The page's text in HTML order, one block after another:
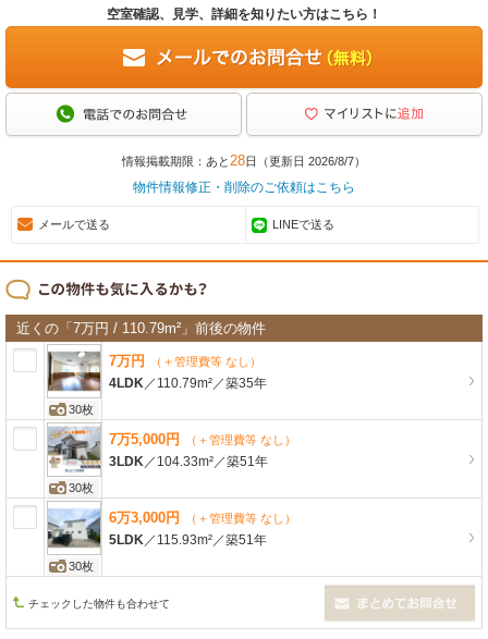
空室確認、見学、詳細を知りたい方はこちら！
情報掲載期限：あと28日（更新日 2026/8/7）
物件情報修正・削除のご依頼はこちら
メールで送る LINEで送る
近くの「7万円 / 110.79m²」前後の物件
30枚
7万円 （＋管理費等 なし）
4LDK／ 110.79m²／築35年
30枚
7万5,000円 （＋管理費等 なし）
3LDK／ 104.33m²／築51年
30枚
6万3,000円 （＋管理費等 なし）
5LDK／ 115.93m²／築51年
チェックした物件も合わせて